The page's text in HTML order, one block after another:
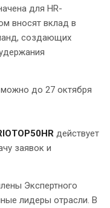
для HR-
вносят вклад в
создающих
можно до 27 октября
действует
заявок и
Экспертного
лидеры отрасли. В